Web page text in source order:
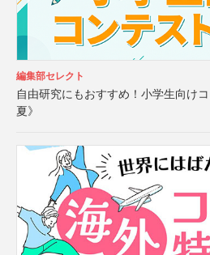
編集部セレクト
自由研究にもおすすめ！小学生向け
夏》